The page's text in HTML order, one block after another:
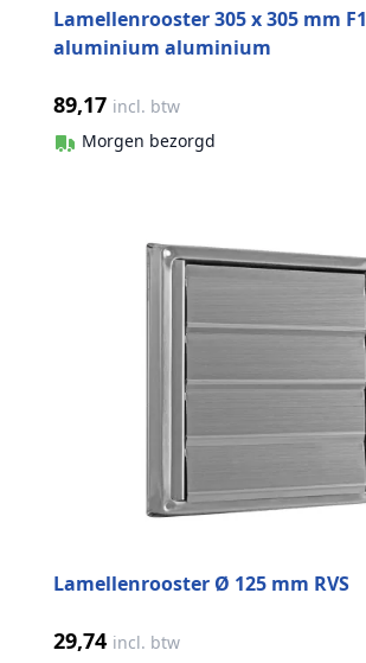
Lamellenrooster 305 x 305 mm F1
aluminium aluminium
89,17 incl. btw
Morgen bezorgd
Lamellenrooster Ø 125 mm RVS
29,74 incl. btw